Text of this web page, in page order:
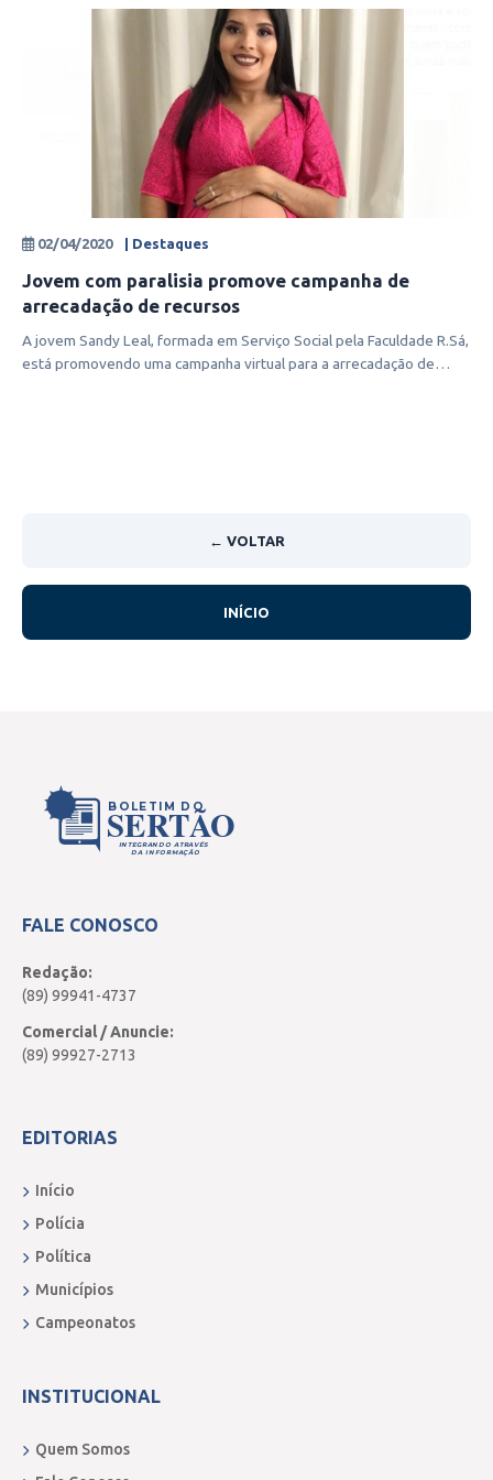
02/04/2020 | Destaques
Jovem com paralisia promove campanha de
arrecadação de recursos
A jovem Sandy Leal, formada em Serviço Social pela Faculdade R.Sá,
está promovendo uma campanha virtual para a arrecadação de
← VOLTAR
INÍCIO
BOLETIM DO
SERTÃO
INTEGRANDO ATRAVÉS
DA INFORMAÇÃO
FALE CONOSCO
Redação:
(89) 99941-4737
Comercial / Anuncie:
(89) 99927-2713
EDITORIAS
Início
Polícia
Política
Municípios
Campeonatos
INSTITUCIONAL
Quem Somos